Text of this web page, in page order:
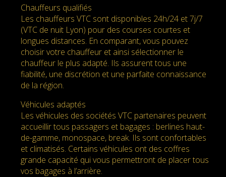
Chauffeurs qualifiés
Les chauffeurs VTC sont disponibles 24h/24 et 7j/7
(VTC de nuit Lyon) pour des courses courtes et
longues distances. En comparant, vous pouvez
choisir votre chauffeur et ainsi sélectionner le
chauffeur le plus adapté. Ils assurent tous une
fiabilité, une discrétion et une parfaite connaissance
de la région.
Véhicules adaptés
Les véhicules des sociétés VTC partenaires peuvent
accueillir tous passagers et bagages : berlines haut-
de-gamme, monospace, break. Ils sont confortables
et climatisés. Certains véhicules ont des coffres
grande capacité qui vous permettront de placer tous
vos bagages à l’arrière.